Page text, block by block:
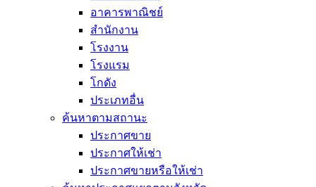
อาคารพาณิชย์
สำนักงาน
โรงงาน
โรงแรม
โกดัง
ประเภทอื่น
ค้นหาตามสถานะ
ประกาศขาย
ประกาศให้เช่า
ประกาศขายหรือให้เช่า